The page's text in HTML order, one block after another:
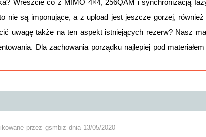
Wreszcie co z MIMO 4×4, 256QAM i synchronizacją
nie są imponujące, a z upload jest jeszcze gorzej,
uwagę także na ten aspekt istniejących rezerw? Nasz
Dla zachowania porządku najlepiej pod
przez gsmbiz dnia 13/05/2020